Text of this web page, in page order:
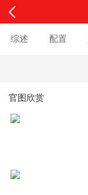
综述 配置
官图欣赏